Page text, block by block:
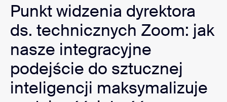
Punkt widzenia dyrektora
ds. technicznych Zoom: jak
nasze integracyjne
podejście do sztucznej
inteligencji maksymalizuje